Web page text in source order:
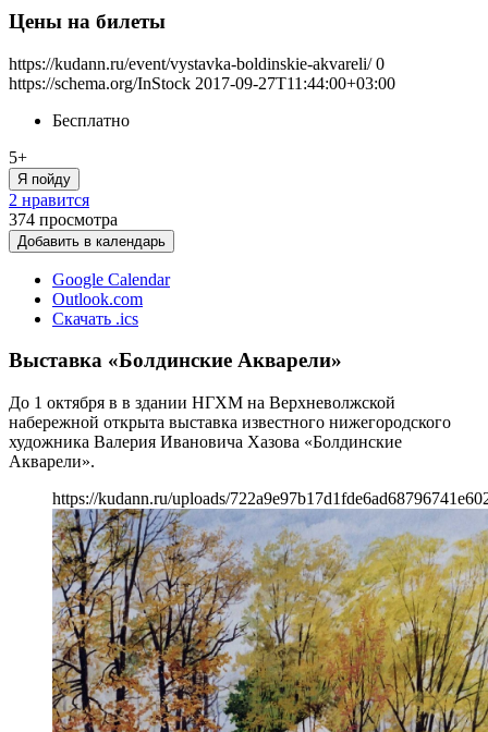
Цены на билеты
https://kudann.ru/event/vystavka-boldinskie-akvareli/ 0
https://schema.org/InStock 2017-09-27T11:44:00+03:00
Бесплатно
5+
Я пойду
2 нравится
374 просмотра
Добавить в календарь
Google Calendar
Outlook.com
Скачать .ics
Выставка «Болдинские Акварели»
До 1 октября в в здании НГХМ на Верхневолжской
набережной открыта выставка известного нижегородского
художника Валерия Ивановича Хазова «Болдинские
Акварели».
https://kudann.ru/uploads/